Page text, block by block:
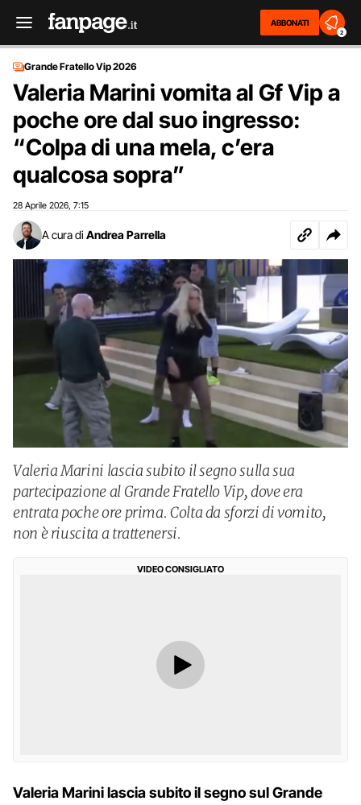
ABBONATI
2
Grande Fratello Vip 2026
Valeria Marini vomita al Gf Vip a
poche ore dal suo ingresso:
“Colpa di una mela, c’era
qualcosa sopra”
28 Aprile 2026 7:15
A cura di Andrea Parrella
Valeria Marini lascia subito il segno sulla sua
partecipazione al Grande Fratello Vip, dove era
entrata poche ore prima. Colta da sforzi di vomito,
non è riuscita a trattenersi.
VIDEO CONSIGLIATO
Valeria Marini lascia subito il segno sul Grande